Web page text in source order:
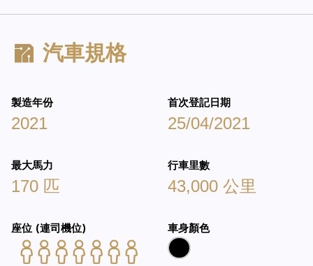
汽車規格
製造年份
2021
首次登記日期
25/04/2021
最大馬力
170 匹
行車里數
43,000 公里
座位 (連司機位) 車身顏色